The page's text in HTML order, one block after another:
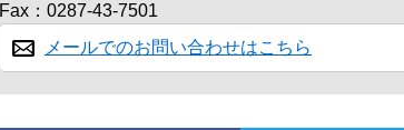
Fax：0287-43-7501
メールでのお問い合わせはこちら